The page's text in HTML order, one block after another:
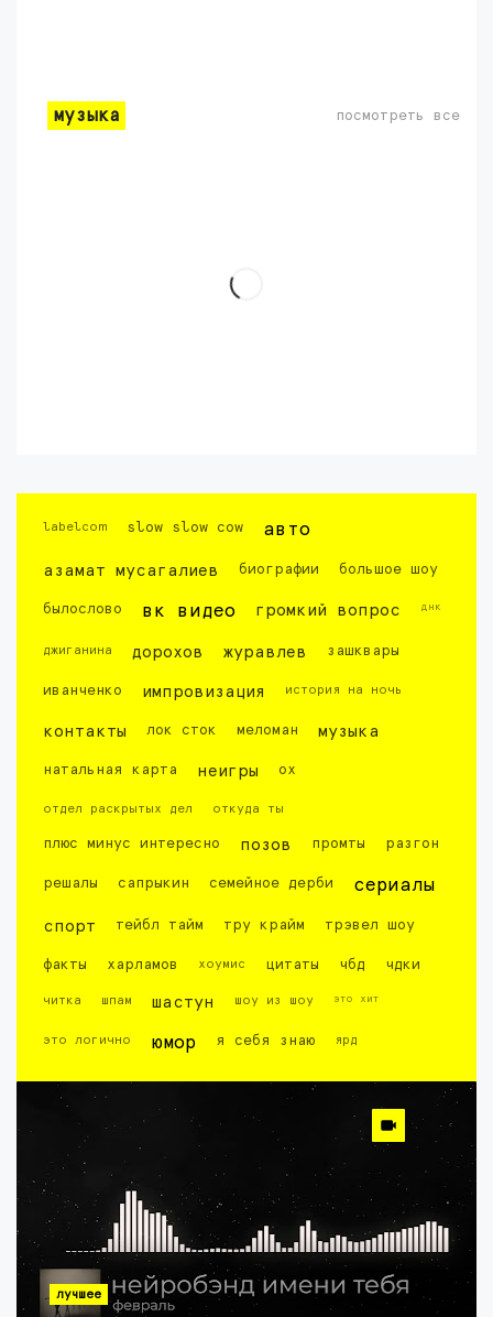
музыка посмотреть все
labelcom slow slow cow авто
азамат мусагалиев биографии большое шоу
былослово вк видео громкий вопрос днк
джиганина дорохов журавлев зашквары
иванченко импровизация история на ночь
контакты лок сток меломан музыка
натальная карта неигры ох
отдел раскрытых дел откуда ты
плюс минус интересно позов промты разгон
решалы сапрыкин семейное дерби сериалы
спорт тейбл тайм тру крайм трэвел шоу
факты харламов хоумис цитаты чбд чдки
читка шпам шастун шоу из шоу это хит
это логично юмор я себя знаю ярд
лучшее